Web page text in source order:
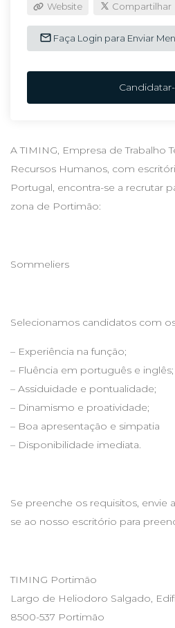
Website Compartilhar
Faça Login para Enviar
A TIMING, Empresa de Trabalho
Recursos Humanos, com
Portugal, encontra-se a recrutar
zona de Portimão:
Sommeliers
Selecionamos candidatos com
– Experiência na função;
– Fluência em português e inglês;
– Assiduidade e pontualidade;
– Dinamismo e proatividade;
– Boa apresentação e simpatia
– Disponibilidade imediata.
Se preenche os requisitos, envie
se ao nosso escritório para
TIMING Portimão
Largo de Heliodoro Salgado,
8500-537 Portimão